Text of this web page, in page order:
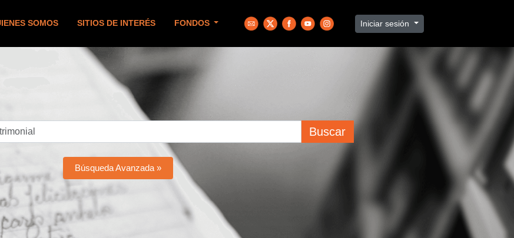
SOMOS SITIOS DE INTERÉS FONDOS Iniciar sesión
Buscar
Búsqueda Avanzada »